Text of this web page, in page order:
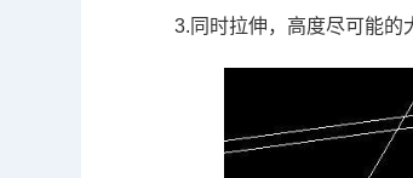
3. 同时拉伸，高度尽可能的